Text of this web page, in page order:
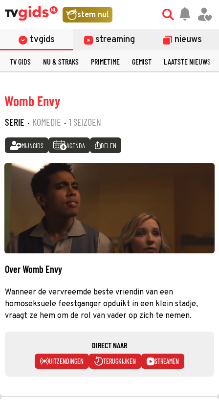
stem nu!
tvgids streaming nieuws
TV GIDS NU & STRAKS PRIMETIME GEMIST LAATSTE NIEUWS
Womb Envy
SERIE · KOMEDIE · 1 SEIZOEN
MIJNGIDS AGENDA DELEN
Over Womb Envy
Wanneer de vervreemde beste vriendin van een
homoseksuele feestganger opduikt in een klein stadje,
vraagt ze hem om de rol van vader op zich te nemen.
DIRECT NAAR
UITZENDINGEN TERUGKIJKEN STREAMEN